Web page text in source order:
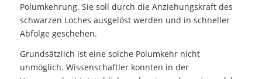
Polumkehrung. Sie soll durch die Anziehungskraft des
schwarzen Loches ausgelöst werden und in schneller
Abfolge geschehen.
Grundsätzlich ist eine solche Polumkehr nicht
unmöglich. Wissenschaftler konnten in der